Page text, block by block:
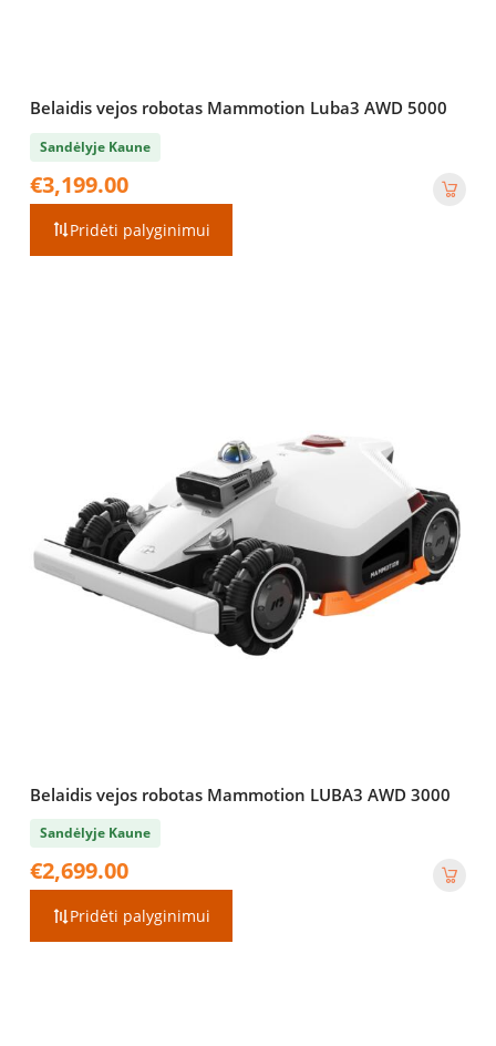
Belaidis vejos robotas Mammotion Luba3 AWD 5000
Sandėlyje Kaune
€3,199.00
Pridėti palyginimui
Belaidis vejos robotas Mammotion LUBA3 AWD 3000
Sandėlyje Kaune
€2,699.00
Pridėti palyginimui